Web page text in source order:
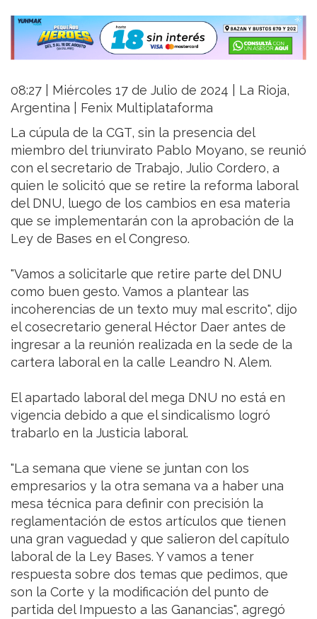
08:27 | Miércoles 17 de Julio de 2024 | La Rioja,
Argentina | Fenix Multiplataforma
La cúpula de la CGT, sin la presencia del
miembro del triunvirato Pablo Moyano, se reunió
con el secretario de Trabajo, Julio Cordero, a
quien le solicitó que se retire la reforma laboral
del DNU, luego de los cambios en esa materia
que se implementarán con la aprobación de la
Ley de Bases en el Congreso.
"Vamos a solicitarle que retire parte del DNU
como buen gesto. Vamos a plantear las
incoherencias de un texto muy mal escrito", dijo
el cosecretario general Héctor Daer antes de
ingresar a la reunión realizada en la sede de la
cartera laboral en la calle Leandro N. Alem.
El apartado laboral del mega DNU no está en
vigencia debido a que el sindicalismo logró
trabarlo en la Justicia laboral.
"La semana que viene se juntan con los
empresarios y la otra semana va a haber una
mesa técnica para definir con precisión la
reglamentación de estos artículos que tienen
una gran vaguedad y que salieron del capítulo
laboral de la Ley Bases. Y vamos a tener
respuesta sobre dos temas que pedimos, que
son la Corte y la modificación del punto de
partida del Impuesto a las Ganancias", agregó